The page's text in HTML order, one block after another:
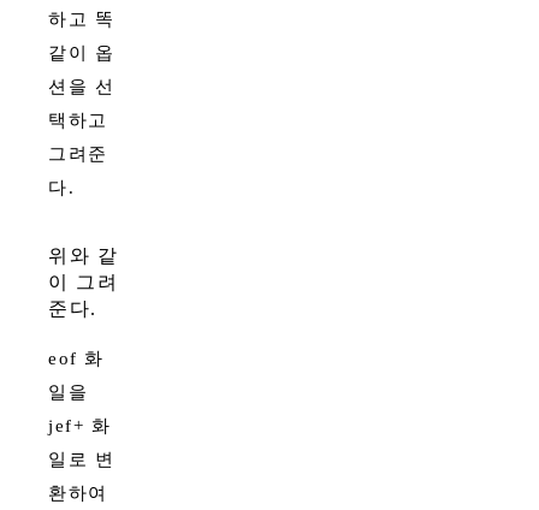
하고 똑
같이 옵
션을 선
택하고
그려준
다.
위와 같
이 그려
준다.
eof 화
일을
jef+ 화
일로 변
환하여